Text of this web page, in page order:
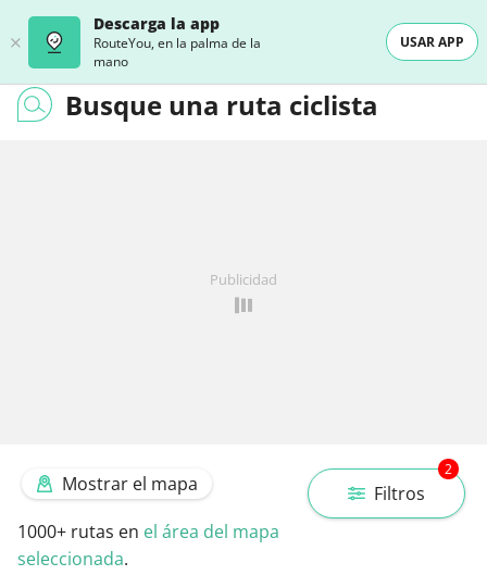
Descarga la app
RouteYou, en la palma de la
mano
USAR APP
Busque una ruta ciclista
Publicidad
Filtros
2
Mostrar el mapa
1000+ rutas en el área del mapa
seleccionada.